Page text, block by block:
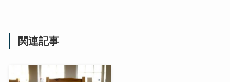
関連記事